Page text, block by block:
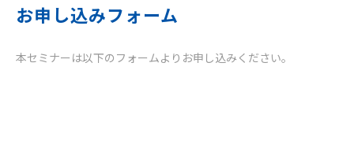
お申し込みフォーム
本セミナーは以下のフォームよりお申し込みください。